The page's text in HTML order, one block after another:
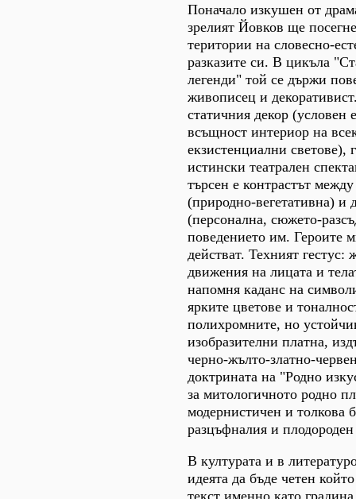
Поначало изкушен от
зрелият Йовков ще
територии на словесно-
разказите си. В цикъла
легенди" той се държи
живописец и
статичния декор (условен
всъщност интериор на
екзистенциални светове),
истински театрален
търсен е контрастът между
(природно-вегетативна) и
(персонална, сюжето-
поведението им. Героите
действат. Техният
движения на лицата и
напомня каданс на
ярките цветове и
полихромните, но
изобразителни платна,
черно-жълто-златно-
доктрината на "Родно
за митологичното родно
модернистичен и толкова
разцъфналия и плодороден
В културата и в
идеята да бъде четен
текст именно като